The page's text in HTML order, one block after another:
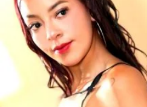
Favoritos
Pronto
podrás
registrarte
y
tus